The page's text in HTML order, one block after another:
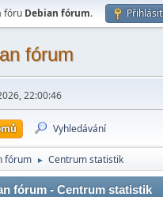
fóru Debian fórum. Přihlásit
fórum
22:00:46
Vyhledávání
fórum ► Centrum statistik
fórum - Centrum statistik